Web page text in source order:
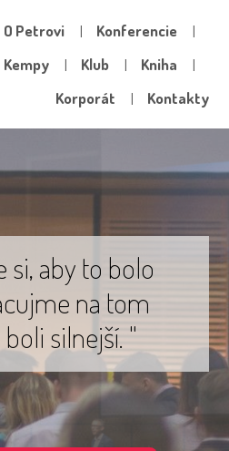
O Petrovi
Konferencie
Kempy
Klub
Kniha
Korporát
Kontakty
si, aby to bolo
na tom
silnejší. "